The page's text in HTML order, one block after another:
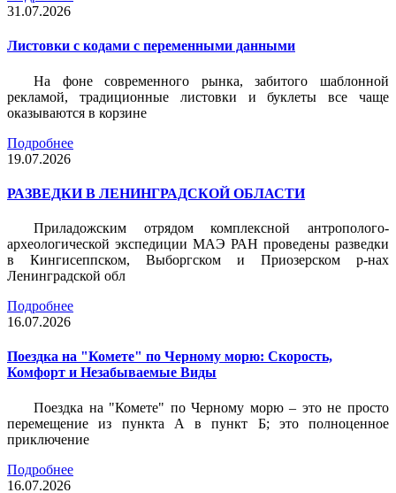
31.07.2026
Листовки c кодами с переменными данными
На фоне современного рынка, забитого шаблонной
рекламой, традиционные листовки и буклеты все чаще
оказываются в корзине
Подробнее
19.07.2026
РАЗВЕДКИ В ЛЕНИНГРАДСКОЙ ОБЛАСТИ
Приладожским отрядом комплексной антрополого-
археологической экспедиции МАЭ РАН проведены разведки
в Кингисеппском, Выборгском и Приозерском р-нах
Ленинградской обл
Подробнее
16.07.2026
Поездка на "Комете" по Черному морю: Скорость,
Комфорт и Незабываемые Виды
Поездка на "Комете" по Черному морю – это не просто
перемещение из пункта А в пункт Б; это полноценное
приключение
Подробнее
16.07.2026